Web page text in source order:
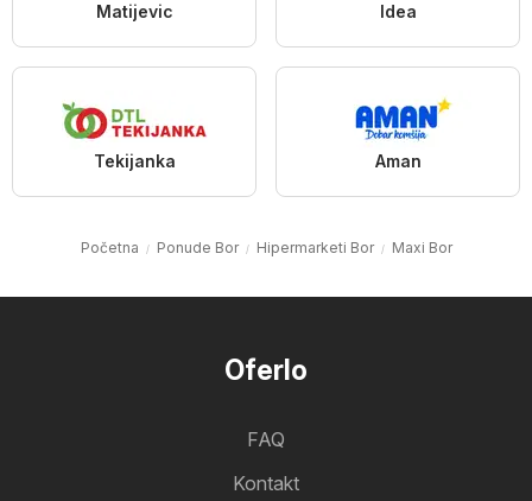
Matijevic Idea
Tekijanka Aman
Početna Ponude Bor Hipermarketi Bor Maxi Bor
Oferlo
FAQ
Kontakt